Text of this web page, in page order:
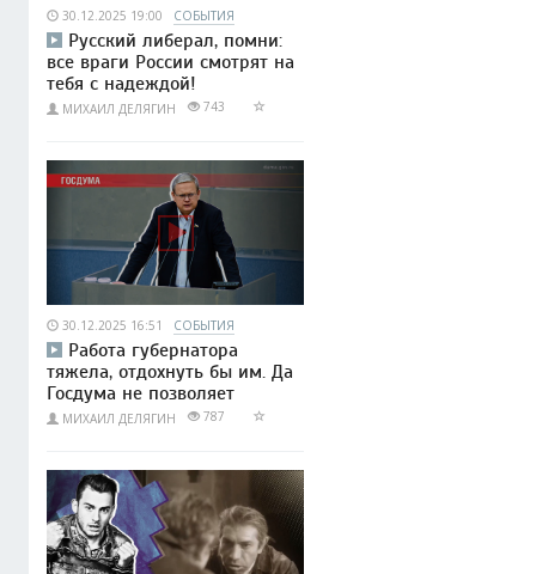
30.12.2025 19:00 СОБЫТИЯ
Русский либерал, помни:
все враги России смотрят на
тебя с надеждой!
МИХАИЛ ДЕЛЯГИН 743
30.12.2025 16:51 СОБЫТИЯ
Работа губернатора
тяжела, отдохнуть бы им. Да
Госдума не позволяет
МИХАИЛ ДЕЛЯГИН 787